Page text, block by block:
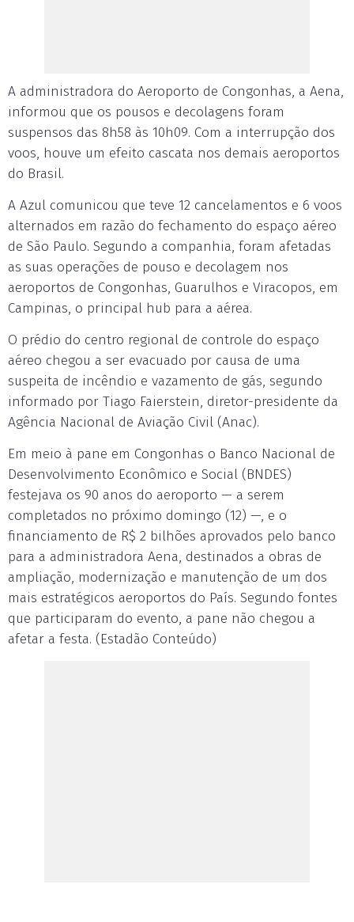
A administradora do Aeroporto de Congonhas, a Aena,
informou que os pousos e decolagens foram
suspensos das 8h58 às 10h09. Com a interrupção dos
voos, houve um efeito cascata nos demais aeroportos
do Brasil.
A Azul comunicou que teve 12 cancelamentos e 6 voos
alternados em razão do fechamento do espaço aéreo
de São Paulo. Segundo a companhia, foram afetadas
as suas operações de pouso e decolagem nos
aeroportos de Congonhas, Guarulhos e Viracopos, em
Campinas, o principal hub para a aérea.
O prédio do centro regional de controle do espaço
aéreo chegou a ser evacuado por causa de uma
suspeita de incêndio e vazamento de gás, segundo
informado por Tiago Faierstein, diretor-presidente da
Agência Nacional de Aviação Civil (Anac).
Em meio à pane em Congonhas o Banco Nacional de
Desenvolvimento Econômico e Social (BNDES)
festejava os 90 anos do aeroporto — a serem
completados no próximo domingo (12) —, e o
financiamento de R$ 2 bilhões aprovados pelo banco
para a administradora Aena, destinados a obras de
ampliação, modernização e manutenção de um dos
mais estratégicos aeroportos do País. Segundo fontes
que participaram do evento, a pane não chegou a
afetar a festa. (Estadão Conteúdo)